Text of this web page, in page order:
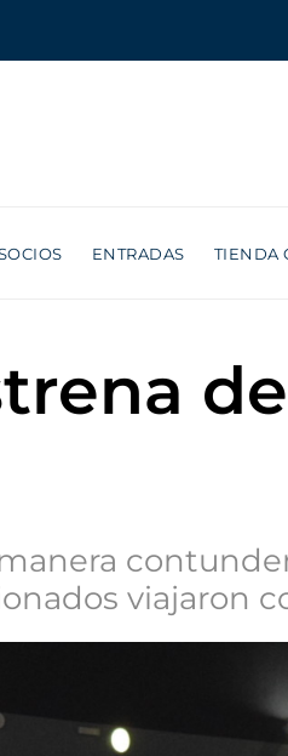
ENTRADAS TIENDA
viajaron